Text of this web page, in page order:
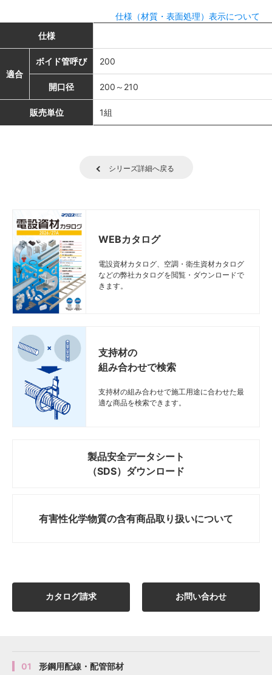
仕様（材質・表面処理）表示について
仕様
適合
ボイド管呼び 200
開口径 200～210
販売単位 1組
シリーズ詳細へ戻る
WEBカタログ
電設資材カタログ、空調・衛生資材カタログ
などの弊社カタログを閲覧・ダウンロードで
きます。
支持材の
組み合わせで検索
支持材の組み合わせで施工用途に合わせた最
適な商品を検索できます。
製品安全データシート
（SDS）ダウンロード
有害性化学物質の含有商品取り扱いについて
カタログ請求 お問い合わせ
01 形鋼用配線・配管部材